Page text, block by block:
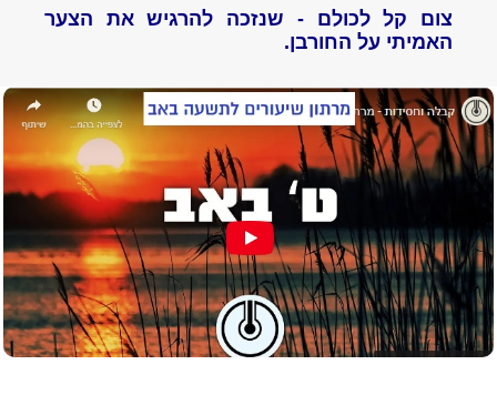
צום קל לכולם - שנזכה להרגיש את הצער
האמיתי על החורבן.